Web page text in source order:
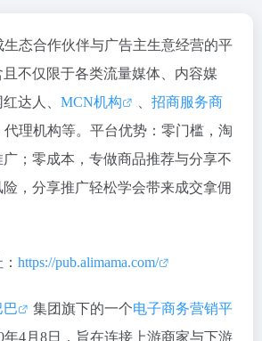
生态合作伙伴与广告主生意经营的平
不仅限于各类流量媒体、内容媒
达人、 MCN机构
招商服务商
代理机构等。平台优势：零门槛，淘
；零成本，专做商品推荐与分享不
，分享推广轻松学会带来成交拿佣
https://pub.alimama.com/
巴 集团旗下的一个电子商务营销平
年4月8日，旨在连接上游商家与下游